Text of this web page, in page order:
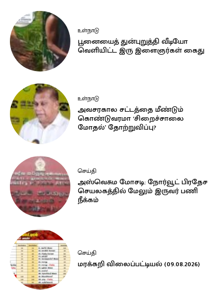
உள்நாடு
பூனையைத் துன்புறுத்தி வீடியோ
வெளியிட்ட இரு இளைஞர்கள் கைது
உள்நாடு
அவசரகால சட்டத்தை மீண்டும்
கொண்டுவரமா ‘சிறைச்சாலை
மோதல்’ தோற்றுவிப்பு?
செய்தி
அஸ்வெசும மோசடி: நோர்வூட் பிரதேச
செயலகத்தில் மேலும் இருவர் பணி
நீக்கம்
செய்தி
மரக்கறி விலைப்பட்டியல் (09.08.2026)